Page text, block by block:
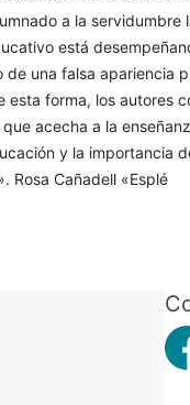
a la
está
una falsa apariencia
esta forma, los autores
acecha a la
y la importancia
Rosa Cañadell «Esplé